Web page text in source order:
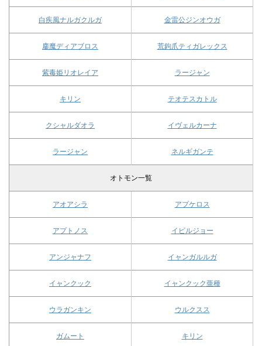
白疾風ナルガクルガ 金雷公ジンオウガ
鏖魔ディアブロス 荒鉤爪ティガレックス
紫毒姫リオレイア ラージャン
キリン テオテスカトル
クシャルダオラ イヴェルカーナ
ラージャン ネルギガンテ
オトモン一覧
アオアシラ アプケロス
アプトノス イビルジョー
アンジャナフ イャンガルルガ
イャンクック イャンクック亜種
ウラガンキン ウルクスス
ガムート キリン